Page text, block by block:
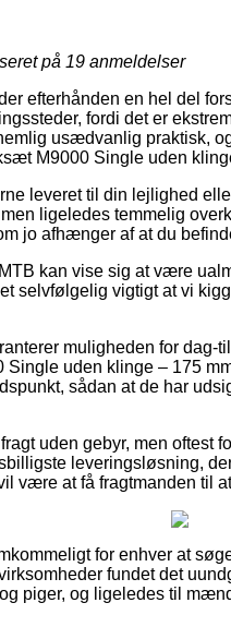
på 19 anmeldelser
efterhånden en hel del
fordi det er
usædvanlig praktisk,
M9000 Single uden
leveret til din lejlighed
ligeledes temmelig
jo afhænger af at du
kan vise sig at være
selvfølgelig vigtigt at vi
muligheden for dag-
uden klinge – 175
sådan at de har
uden gebyr, men oftest
leveringsløsning,
være at få fragtmanden til
for enhver at
fundet det
piger, og ligeledes til